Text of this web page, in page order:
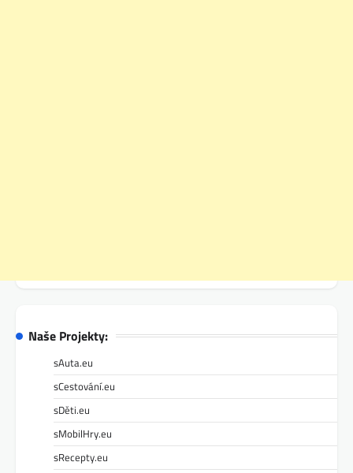
Naše Projekty:
sAuta.eu
sCestování.eu
sDěti.eu
sMobilHry.eu
sRecepty.eu